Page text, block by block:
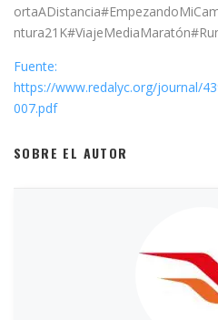
Fuente:
https://www.redalyc.org/journal/
007.pdf
SOBRE EL AUTOR